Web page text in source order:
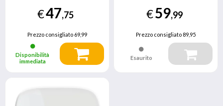
€47,75
Prezzo consigliato69,99
Disponibilità
immediata
€59,99
Prezzo consigliato 89,95
Esaurito